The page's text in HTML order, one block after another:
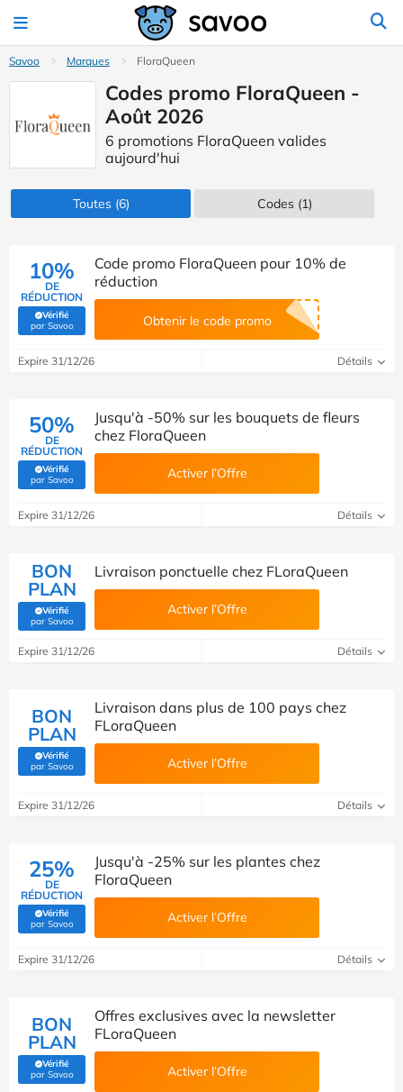
Savoo Marques FloraQueen
Codes promo FloraQueen -
Août 2026
6 promotions FloraQueen valides
aujourd'hui
Toutes(6) Codes(1)
10%
DE
RÉDUCTION
Vérifié
par Savoo(Vérifié par Savoo)
Code promo FloraQueen pour 10% de
réduction
Obtenir le code promo
Expire 31/12/26 Détails
50%
DE
RÉDUCTION
Vérifié
par Savoo(Vérifié par Savoo)
Jusqu'à -50% sur les bouquets de fleurs
chez FloraQueen
Activer l’Offre
Expire 31/12/26 Détails
BON
PLAN
Vérifié
par Savoo(Vérifié par Savoo)
Livraison ponctuelle chez FLoraQueen
Activer l’Offre
Expire 31/12/26 Détails
BON
PLAN
Vérifié
par Savoo(Vérifié par Savoo)
Livraison dans plus de 100 pays chez
FLoraQueen
Activer l’Offre
Expire 31/12/26 Détails
25%
DE
RÉDUCTION
Vérifié
par Savoo(Vérifié par Savoo)
Jusqu'à -25% sur les plantes chez
FloraQueen
Activer l’Offre
Expire 31/12/26 Détails
BON
PLAN
Vérifié
par Savoo(Vérifié par Savoo)
Offres exclusives avec la newsletter
FLoraQueen
Activer l’Offre